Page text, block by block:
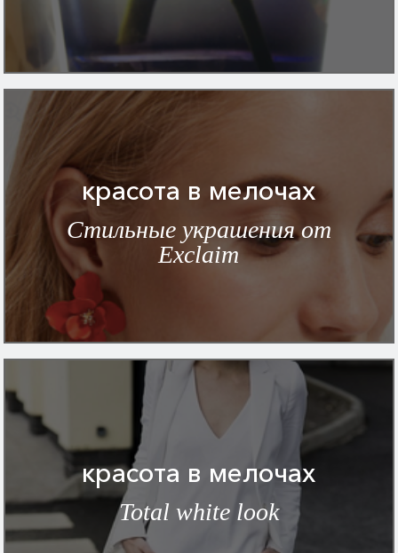
красота в мелочах
Стильные украшения от
Exclaim
красота в мелочах
Total white look